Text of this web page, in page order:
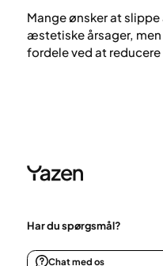
Mange ønsker at
æstetiske årsager,
fordele ved at
kan reducere
Har du spørgsmål?
Chat med os